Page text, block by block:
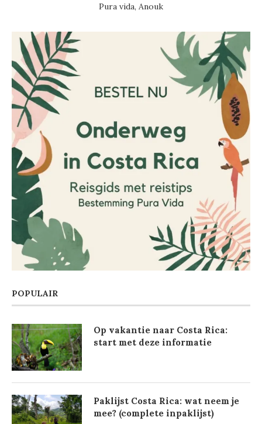
Pura vida, Anouk
POPULAIR
Op vakantie naar Costa Rica:
start met deze informatie
Paklijst Costa Rica: wat neem je
mee? (complete inpaklijst)